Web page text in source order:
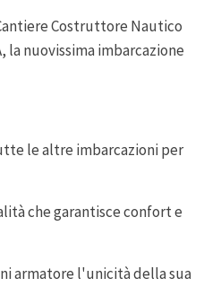
Costruttore Nautico
la nuovissima imbarcazione
le altre imbarcazioni per
che garantisce confort e
armatore l'unicità della sua